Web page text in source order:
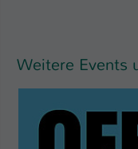
Weitere Events
Anbieter